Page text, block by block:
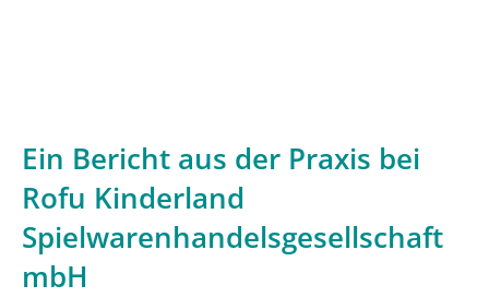
Ein Bericht aus der Praxis bei
Rofu Kinderland
Spielwarenhandelsgesellschaft
mbH